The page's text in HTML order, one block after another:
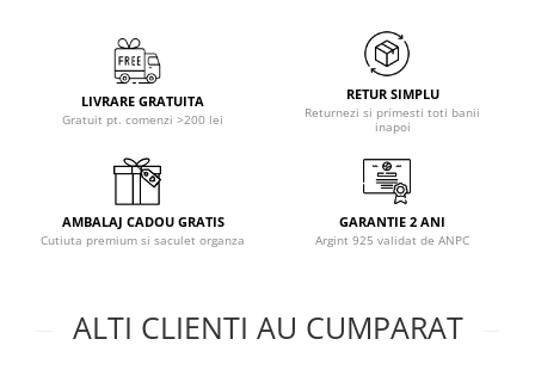
LIVRARE GRATUITA
Gratuit pt. comenzi >200 lei
RETUR SIMPLU
Returnezi si primesti toti banii
inapoi
AMBALAJ CADOU GRATIS
Cutiuta premium si saculet organza
GARANTIE 2 ANI
Argint 925 validat de ANPC
ALTI CLIENTI AU CUMPARAT